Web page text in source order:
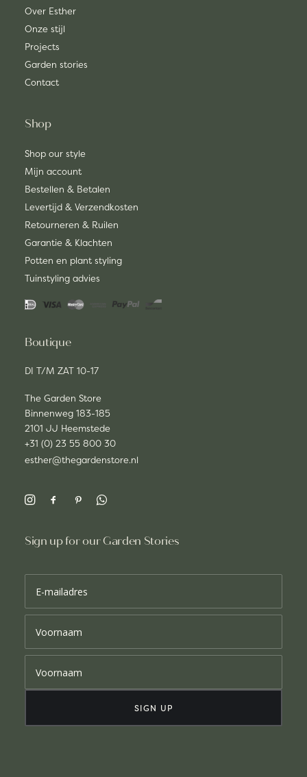
Over Esther
Onze stijl
Projects
Garden stories
Contact
Shop
Shop our style
Mijn account
Bestellen & Betalen
Levertijd & Verzendkosten
Retourneren & Ruilen
Garantie & Klachten
Potten en plant styling
Tuinstyling advies
Boutique
DI T/M ZAT 10-17
The Garden Store
Binnenweg 183-185
2101 JJ Heemstede
+31 (0) 23 55 800 30
esther@thegardenstore.nl
Sign up for our Garden Stories